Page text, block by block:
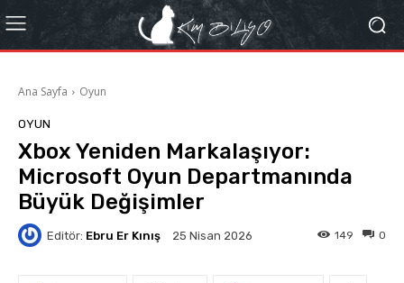
Ana Sayfa Oyun
OYUN
Xbox Yeniden Markalaşıyor:
Microsoft Oyun Departmanında
Büyük Değişimler
Editör: Ebru Er Kınış 25 Nisan 2026 0
149